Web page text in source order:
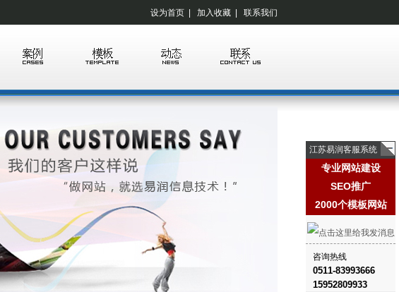
设为首页 加入收藏 联系我们
江苏易润客服系统
专业网站建设
SEO推广
2000个模板网站
咨询热线
0511-83993666
15952809933